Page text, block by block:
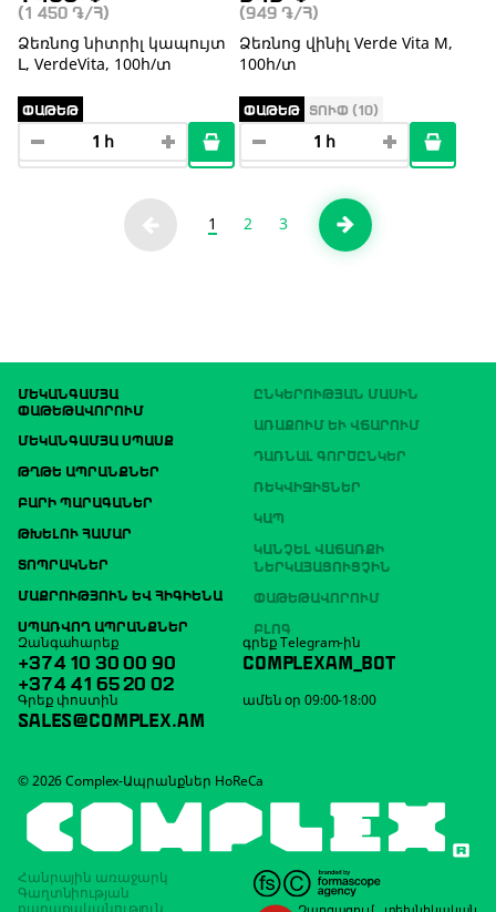
(1 450 ֏ /Հ)
Ձեռնոց նիտրիլ կապույտ
Լ, VerdeVita, 100հ/տ
ՓԱԹԵԹ
(949 ֏ /Հ)
Ձեռնոց վինիլ Verde Vita M,
100հ/տ
ՓԱԹԵԹ ՏՈՒՓ (10)
1 2 3
ՄԵԿԱՆԳԱՄՅԱ
ՓԱԹԵԹԱՎՈՐՈՒՄ
ՄԵԿԱՆԳԱՄՅԱ ՍՊԱՍՔ
ԹՂԹԵ ԱՊՐԱՆՔՆԵՐ
ԲԱՐԻ ՊԱՐԱԳԱՆԵՐ
ԹԽԵԼՈՒ ՀԱՄԱՐ
ՏՈՊՐԱԿՆԵՐ
ՄԱՔՐՈՒԹՅՈՒՆ ԵՎ ՀԻԳԻԵՆԱ
ՍՊԱՌՎՈՂ ԱՊՐԱՆՔՆԵՐ
ԸՆԿԵՐՈՒԹՅԱՆ ՄԱՍԻՆ
ԱՌԱՔՈՒՄ ԵՒ ՎՃԱՐՈՒՄ
ԴԱՌՆԱԼ ԳՈՐԾԸՆԿԵՐ
ՌԵԿՎԻԶԻՏՆԵՐ
ԿԱՊ
ԿԱՆՉԵԼ ՎԱՃԱՌՔԻ
ՆԵՐԿԱՅԱՑՈՒՑՉԻՆ
ՓԱԹԵԹԱՎՈՐՈՒՄ
ԲԼՈԳ
Զանգահարեք
+374 10 30 00 90
+374 41 65 20 02
գրեք Telegram-ին
COMPLEXAM_BOT
Գրեք փոստին
SALES@COMPLEX.AM
ամեն օր 09:00-18:00
© 2026 Complex-Ապրանքներ HoReCa
Հանրային առաջարկ
Գաղտնիության
քաղաքականություն